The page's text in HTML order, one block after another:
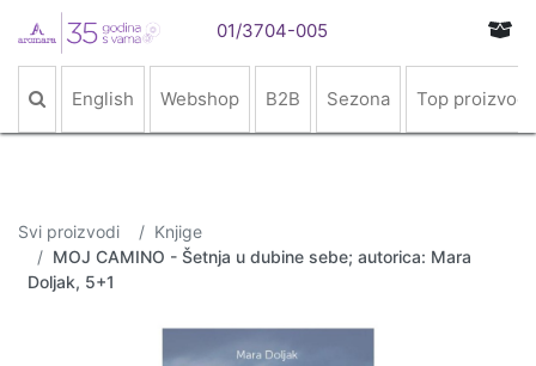
01/3704-005
English Webshop B2B Sezona Top proizvodi
Svi proizvodi
Knjige
MOJ CAMINO - Šetnja u dubine sebe; autorica: Mara
Doljak, 5+1